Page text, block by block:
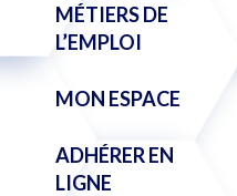
MÉTIERS DE
L’EMPLOI
MON ESPACE
ADHÉRER EN
LIGNE